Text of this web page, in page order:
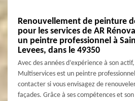
Renouvellement de peinture
pour les services de AR
un peintre professionnel à
Levees, dans le 49350
Avec des années d’expérience à son
Multiservices est un peintre
contacter si vous envisagez de
façades. Grâce à ses compétences et